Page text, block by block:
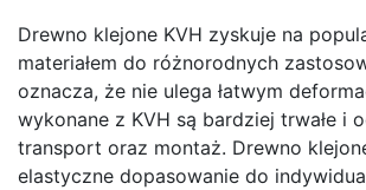
Drewno klejone KVH zyskuje na
materiałem do różnorodnych
oznacza, że nie ulega łatwym
wykonane z KVH są bardziej trwałe i
transport oraz montaż. Drewno
elastyczne dopasowanie do